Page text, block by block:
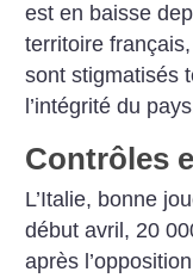
est en baisse
territoire
sont stigmatisés
l’intégrité du
Contrôles
L’Italie, bonne
début avril, 20
après